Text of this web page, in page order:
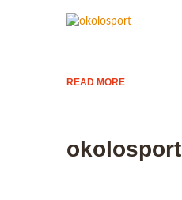
READ MORE
okolosport